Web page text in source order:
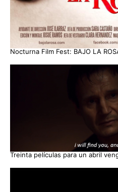
Nocturna Film Fest: BAJO LA
Treinta películas para un abril